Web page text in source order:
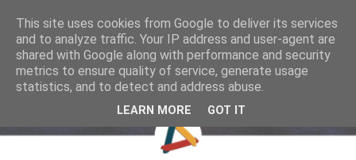
This site uses cookies from Google to deliver its services
and to analyze traffic. Your IP address and user-agent are
shared with Google along with performance and security
metrics to ensure quality of service, generate usage
statistics, and to detect and address abuse.
LEARN MORE GOT IT